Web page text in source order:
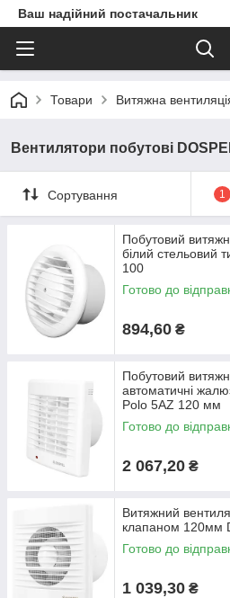
Ваш надійний постачальник
Товари Витяжна
Вентилятори побутові
Сортування 1
Побутовий
білий стельовий
100
Готово до
894,60 ₴
Побутовий
автоматичні
Polo 5AZ 120 мм
Готово до
2 067,20 ₴
Витяжний
клапаном 120мм
Готово до
1 039,30 ₴